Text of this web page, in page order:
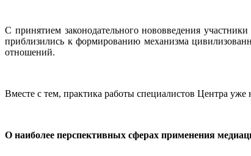
С принятием законодательного нововведения
приблизились к формированию механизма
отношений.
Вместе с тем, практика работы специалистов Центра
О наиболее перспективных сферах применения